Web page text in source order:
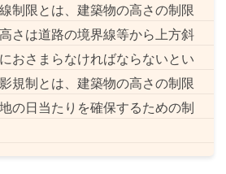
制限とは、建築物の高さの制限
さは道路の境界線等から上方斜
おさまらなければならないとい
規制とは、建築物の高さの制限
の日当たりを確保するための制